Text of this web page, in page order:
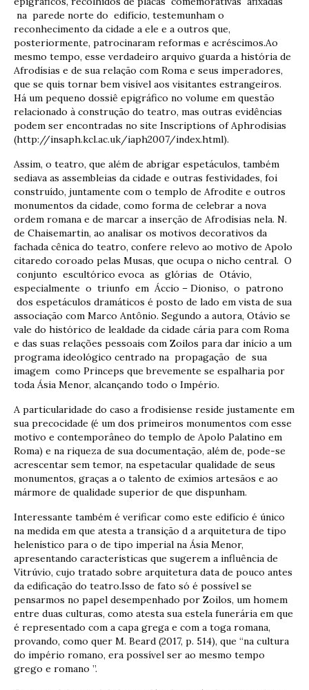
na parede norte do edifício, testemunham o
reconhecimento da cidade a ele e a outros que,
posteriormente, patrocinaram reformas e acréscimos.Ao
mesmo tempo, esse verdadeiro arquivo guarda a história de
Afrodísias e de sua relação com Roma e seus imperadores,
que se quis tornar bem visível aos visitantes estrangeiros.
Há um pequeno dossiê epigráfico no volume em questão
relacionado à construção do teatro, mas outras evidências
podem ser encontradas no site Inscriptions of Aphrodisias
(http://insaph.kcl.ac.uk/iaph2007/index.html).
Assim, o teatro, que além de abrigar espetáculos, também
sediava as assembleias da cidade e outras festividades, foi
construído, juntamente com o templo de Afrodite e outros
monumentos da cidade, como forma de celebrar a nova
ordem romana e de marcar a inserção de Afrodísias nela. N.
de Chaisemartin, ao analisar os motivos decorativos da
fachada cênica do teatro, confere relevo ao motivo de Apolo
citaredo coroado pelas Musas, que ocupa o nicho central. O
conjunto escultórico evoca as glórias de Otávio,
especialmente o triunfo em Áccio – Dioniso, o patrono
dos espetáculos dramáticos é posto de lado em vista de sua
associação com Marco Antônio. Segundo a autora, Otávio se
vale do histórico de lealdade da cidade cária para com Roma
e das suas relações pessoais com Zoilos para dar início a um
programa ideológico centrado na propagação de sua
imagem como Princeps que brevemente se espalharia por
toda Ásia Menor, alcançando todo o Império.
A particularidade do caso a frodisiense reside justamente em
sua precocidade (é um dos primeiros monumentos com esse
motivo e contemporâneo do templo de Apolo Palatino em
Roma) e na riqueza de sua documentação, além de, pode-se
acrescentar sem temor, na espetacular qualidade de seus
monumentos, graças a o talento de exímios artesãos e ao
mármore de qualidade superior de que dispunham.
Interessante também é verificar como este edifício é único
na medida em que atesta a transição d a arquitetura de tipo
helenístico para o de tipo imperial na Ásia Menor,
apresentando características que sugerem a influência de
Vitrúvio, cujo tratado sobre arquitetura data de pouco antes
da edificação do teatro.Isso de fato só é possível se
pensarmos no papel desempenhado por Zoilos, um homem
entre duas culturas, como atesta sua estela funerária em que
é representado com a capa grega e com a toga romana,
provando, como quer M. Beard (2017, p. 514), que “na cultura
do império romano, era possível ser ao mesmo tempo
grego e romano ”.